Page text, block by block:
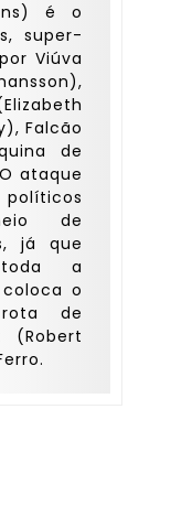
é o
super-
Viúva
Falcão
de
ataque
de
já que
a
o
de
(Robert